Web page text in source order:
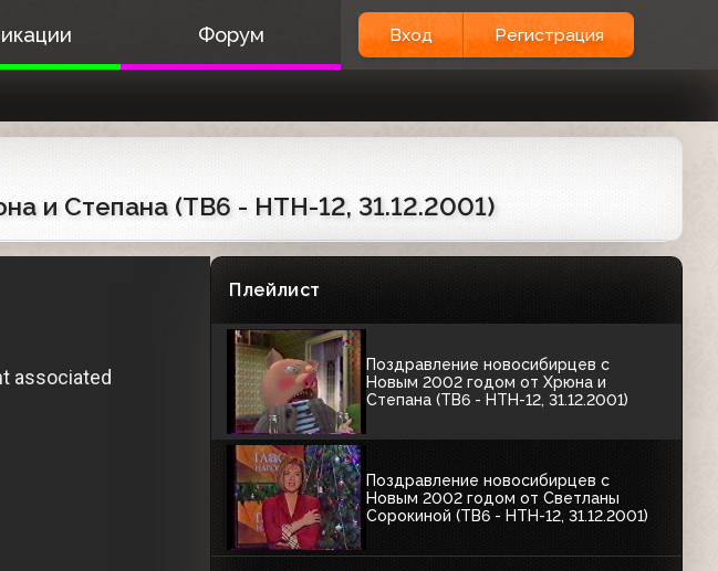
Форум Вход Регистрация
и Степана (ТВ6 - НТН-12, 31.12.2001)
Плейлист
00:10
Заставка с ведущими (ТВ-6,2001-
2002).Другая версия
Рекламная заставка (ТВ-6, 03.09.2001-
00:03
Конечная заставка рекламы ТВ-6
Поздравление новосибирцев с
Новым 2002 годом от Хрюна и
Степана (ТВ6 - НТН-12, 31.12.2001)
Поздравление новосибирцев с
Новым 2002 годом от Светланы
Сорокиной (ТВ6 - НТН-12, 31.12.2001)